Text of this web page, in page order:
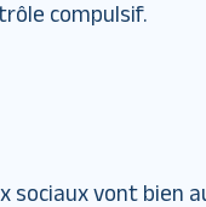
compulsif.
vont bien